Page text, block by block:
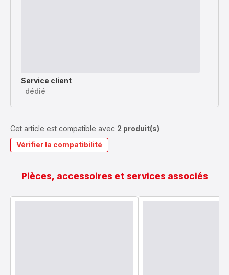
Service client
dédié
Cet article est compatible avec 2 produit(s)
Vérifier la compatibilité
Pièces, accessoires et services associés